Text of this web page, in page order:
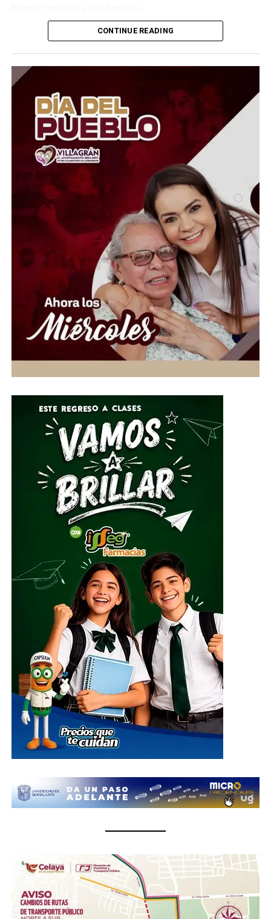
Las autoridades destacaron la experiencia del personal
una labor que ha sido reconocida en distintos desastres
naturales alrededor del mundo. Además, reiteraron que
la misión permanecerá en territorio venezolano
mientras las condiciones y las necesidades de apoyo lo
permitan.
El saldo de los sismos continúa en aumento y las labores
de búsqueda siguen sin descanso. La participación de
México forma parte de un esfuerzo internacional para
atender la emergencia humanitaria y apoyar a las
comunidades que quedaron devastadas por el desastre.
CONTINUE READING